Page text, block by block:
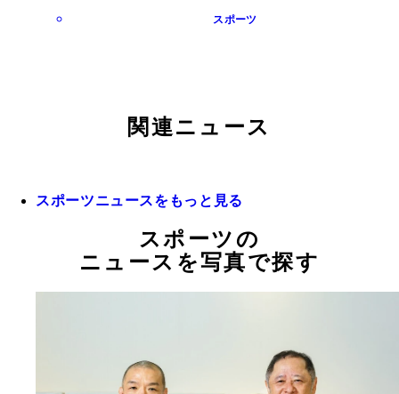
スポーツ
関連ニュース
スポーツニュースをもっと見る
スポーツの
ニュースを写真で探す